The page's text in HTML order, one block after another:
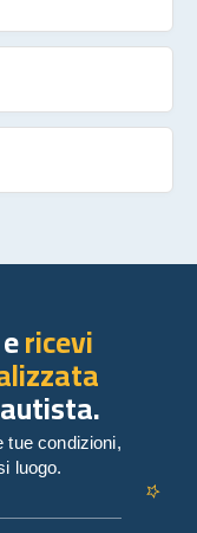
ricevi
tue condizioni,
luogo.